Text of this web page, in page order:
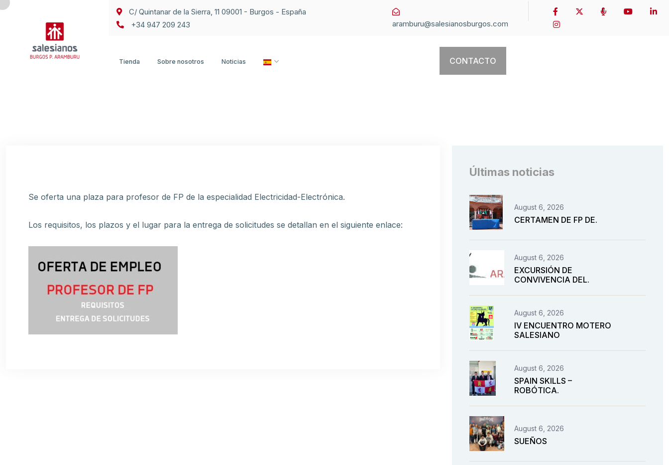
C/ Quintanar de la Sierra, 11 09001 - Burgos - España
+34 947 209 243
aramburu@salesianosburgos.com
Tienda Sobre nosotros Noticias CONTACTO
Se oferta una plaza para profesor de FP de la especialidad Electricidad-Electrónica.
Los requisitos, los plazos y el lugar para la entrega de solicitudes se detallan en el siguiente enlace:
Últimas noticias
August 6, 2026
CERTAMEN DE FP DE.
August 6, 2026
EXCURSIÓN DE
CONVIVENCIA DEL.
August 6, 2026
IV ENCUENTRO MOTERO
SALESIANO
August 6, 2026
SPAIN SKILLS –
ROBÓTICA.
August 6, 2026
SUEÑOS